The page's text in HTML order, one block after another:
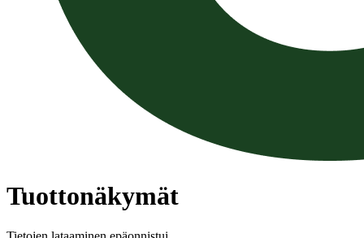
Tuottonäkymät